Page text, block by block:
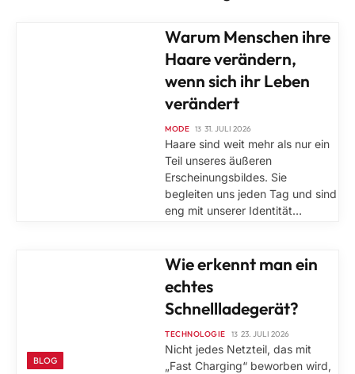
Warum Menschen ihre
Haare verändern,
wenn sich ihr Leben
verändert
MODE 31. JULI 2026
Haare sind weit mehr als nur ein
Teil unseres äußeren
Erscheinungsbildes. Sie
begleiten uns jeden Tag und sind
eng mit unserer Identität…
Wie erkennt man ein
echtes
Schnellladegerät?
TECHNOLOGIE 23. JULI 2026
Nicht jedes Netzteil, das mit
„Fast Charging“ beworben wird,
BLOG